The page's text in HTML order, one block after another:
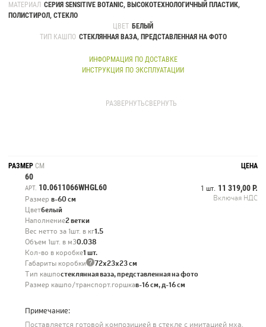
МАТЕРИАЛ СЕРИЯ SENSITIVE BOTANIC, ВЫСОКОТЕХНОЛОГИЧНЫЙ ПЛАСТИК,
ПОЛИСТИРОЛ, СТЕКЛО
ЦВЕТ БЕЛЫЙ
ТИП КАШПО СТЕКЛЯННАЯ ВАЗА, ПРЕДСТАВЛЕННАЯ НА ФОТО
ИНФОРМАЦИЯ ПО ДОСТАВКЕ
ИНСТРУКЦИЯ ПО ЭКСПЛУАТАЦИИ
РАЗВЕРНУТЬСВЕРНУТЬ
РАЗМЕР СМ ЦЕНА
60
АРТ. 10.0611066WHGL60
Размер в-60 см
1 шт. 11 319,00 Р.
Включая НДС
Цветбелый
Наполнение2 ветки
Вес нетто за 1шт. в кг1.5
Объем 1шт. в м30.038
Кол-во в коробке1 шт.
Габариты коробки ? 72х23х23 см
Тип кашпостеклянная ваза, представленная на фото
Размер кашпо/транспорт.горшкав-16 см, д-16 см
Примечание:
Поставляется готовой композицией в стекле с имитацией мха,